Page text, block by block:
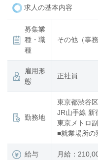
求人の基本内容
募集業
種・職
種
その他（事務
雇用形
態
正社員
勤務地
東京都渋谷区
JR山手線 新
東京メトロ
■就業場所の
給与 月給：